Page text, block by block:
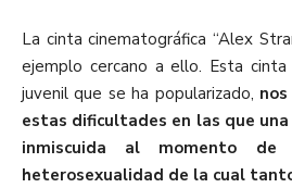
La cinta cinematográfica “Alex
ejemplo cercano a ello. Esta
juvenil que se ha popularizado,
estas dificultades en las que
inmiscuida al momento de
heterosexualidad de la cual